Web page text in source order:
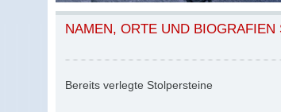
NAMEN, ORTE UND BIOGRAFIEN
Bereits verlegte Stolpersteine